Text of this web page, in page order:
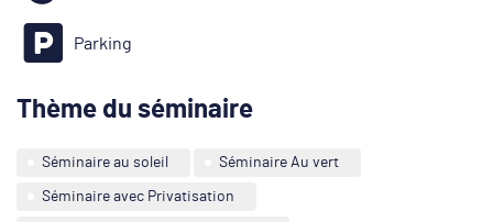
Parking
Thème du séminaire
Séminaire au soleil Séminaire Au vert
Séminaire avec Privatisation